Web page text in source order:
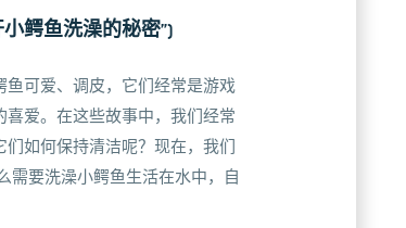
鳄鱼洗澡的秘密”)
可爱、调皮，它们经常是游戏
爱。在这些故事中，我们经常
如何保持清洁呢？现在，我们
需要洗澡小鳄鱼生活在水中，自